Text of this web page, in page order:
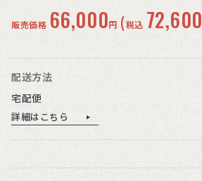
販売価格 66,000円 (税込 72,600
配送方法
宅配便
詳細はこちら